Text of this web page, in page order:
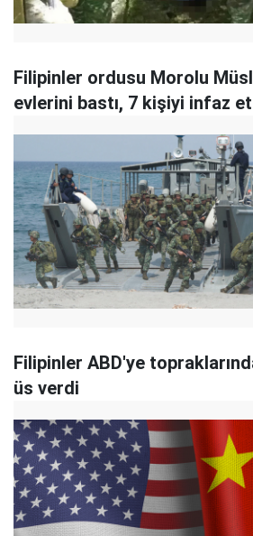
Filipinler ordusu Morolu
evlerini bastı, 7 kişiyi infaz
Filipinler ABD'ye
üs verdi